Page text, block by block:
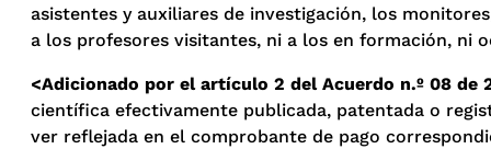
asistentes y auxiliares de investigación, los
a los profesores visitantes, ni a los en formación, ni
<Adicionado por el artículo 2 del Acuerdo n.º 08 de
científica efectivamente publicada, patentada o
ver reflejada en el comprobante de pago